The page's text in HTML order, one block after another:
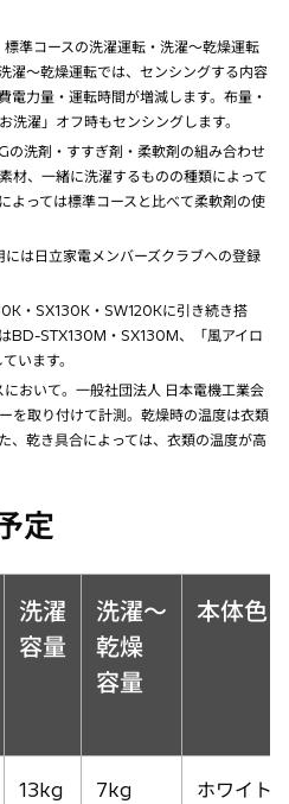
準コースの洗濯運転・洗濯〜乾燥運転
濯〜乾燥運転では、センシングする内容
電力量・運転時間が増減します。布量・
洗濯」オフ時もセンシングします。
洗剤・すすぎ剤・柔軟剤の組み合わせ
材、一緒に洗濯するものの種類によって
よっては標準コースと比べて柔軟剤の使
は日立家電メンバーズクラブへの登録
・SX130K・SW120Kに引き続き搭
BD-STX130M・SX130M、「風アイロ
います。
おいて。一般社団法人 日本電機工業会
を取り付けて計測。乾燥時の温度は衣類
、乾き具合によっては、衣類の温度が高
定
洗濯
容量
洗濯〜
乾燥
容量
本体色
13kg 7kg ホワイト